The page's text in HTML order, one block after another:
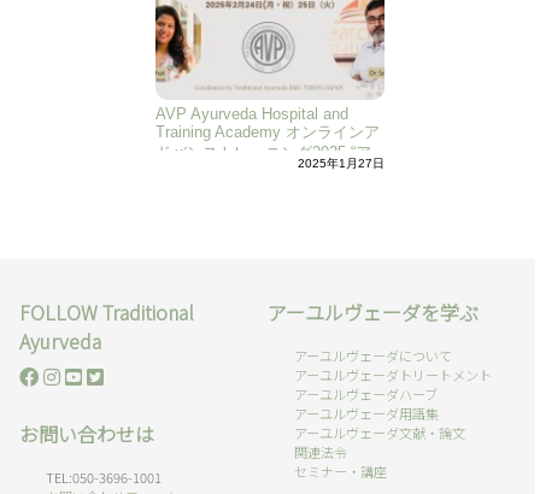
AVP Ayurveda Hospital and
Training Academy オンラインア
ドバンストレーニング2025 “ア
レルギーと花粉症”編
2025年1月27日
FOLLOW Traditional
Ayurveda
お問い合わせは
TEL:050-3696-1001
アーユルヴェーダを学ぶ
アーユルヴェーダについて
アーユルヴェーダトリートメント
アーユルヴェーダハーブ
アーユルヴェーダ用語集
アーユルヴェーダ文献・論文
関連法令
セミナー・講座